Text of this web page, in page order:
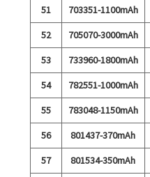
51
703351-1100mAh
52
705070-3000mAh
53
733960-1800mAh
54
782551-1000mAh
55
783048-1150mAh
56
801437-370mAh
57
801534-350mAh